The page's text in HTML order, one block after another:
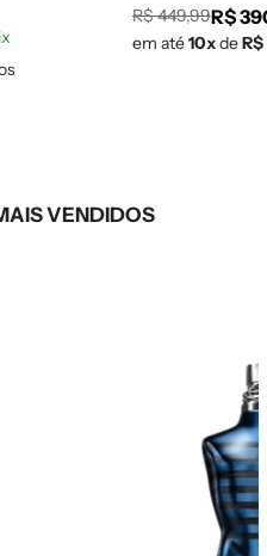
Preço
regular
R$ 449,99
Preço
de
R$
em até10xde
VENDIDOS